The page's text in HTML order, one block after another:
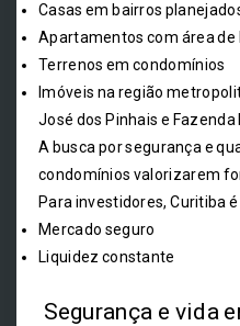
Casas em bairros
Apartamentos com área de
Terrenos em condomínios
Imóveis na região
José dos Pinhais e Fazenda
A busca por segurança e
condomínios valorizarem
Para investidores, Curitiba
Mercado seguro
Liquidez constante
Segurança e vida